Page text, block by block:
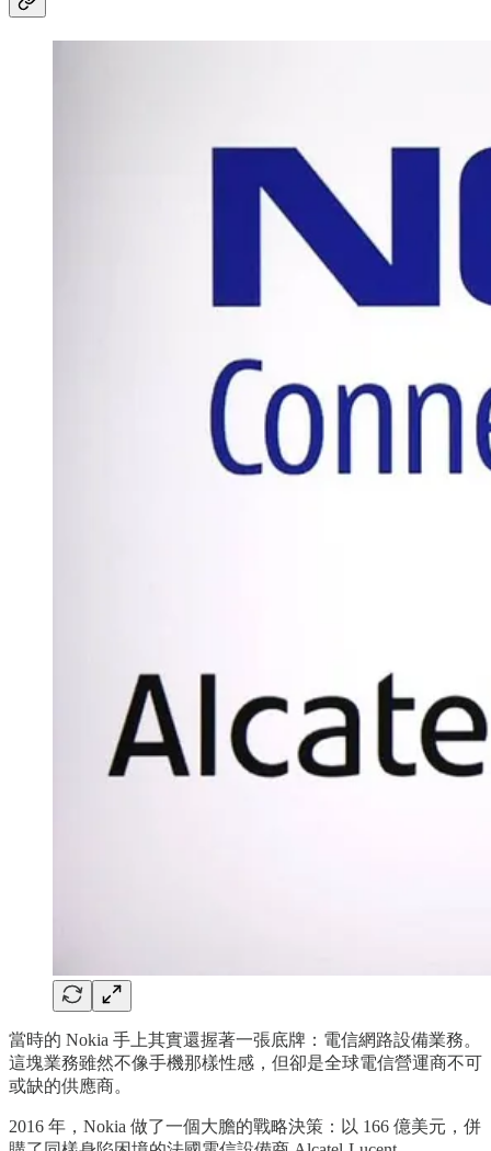
當時的 Nokia 手上其實還握著一張底牌：電信網路設備業務。
這塊業務雖然不像手機那樣性感，但卻是全球電信營運商不可
或缺的供應商。
2016 年，Nokia 做了一個大膽的戰略決策：以 166 億美元，併